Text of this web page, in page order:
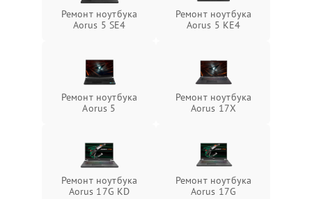
Ремонт ноутбука
Aorus 5 SE4
Ремонт ноутбука
Aorus 5 KE4
Ремонт ноутбука
Aorus 5
Ремонт ноутбука
Aorus 17X
Ремонт ноутбука
Aorus 17G KD
Ремонт ноутбука
Aorus 17G